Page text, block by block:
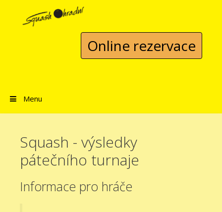
Přeskočit na obsah
Online rezervace
Menu
Squash - výsledky
pátečního turnaje
Informace pro hráče